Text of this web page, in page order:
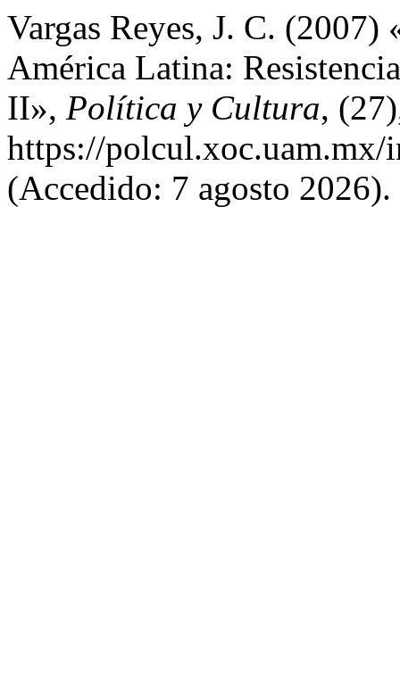
Vargas Reyes, J. C.
América Latina:
II», Política y Cultura,
https://
(Accedido: 7 agosto 2026).